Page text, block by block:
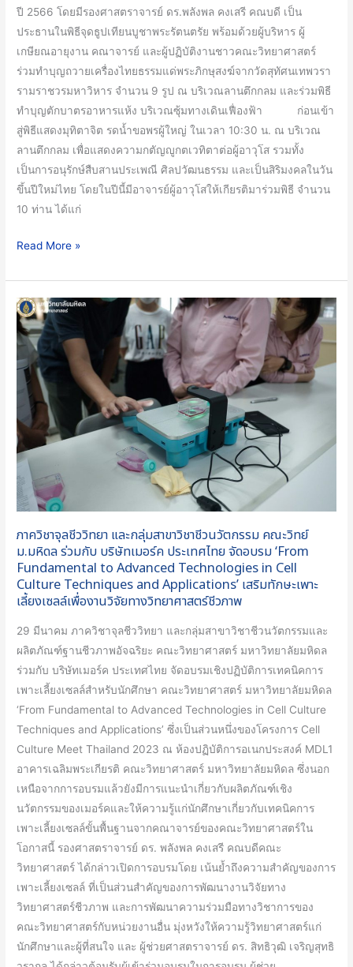
ดาฯ
สยาม
บรม
ราช
กุมารี
ปี 2566 โดยมีรองศาสตราจารย์ ดร.พลังพล คงเสรี คณบดี เป็น
ประธานในพิธีจุดธูปเทียนบูชาพระรัตนตรัย พร้อมด้วยผู้บริหาร ผู้
เกษียณอายุงาน คณาจารย์ และผู้ปฏิบัติงานชาวคณะวิทยาศาสตร์
ร่วมทำบุญถวายเครื่องไทยธรรมแด่พระภิกษุสงฆ์จากวัดสุทัศนเทพวรา
รามราชวรมหาวิหาร จำนวน 9 รูป ณ บริเวณลานตึกกลม และร่วมพิธี
ทำบุญตักบาตรอาหารแห้ง บริเวณซุ้มทางเดินเฟื่องฟ้า ก่อนเข้า
สู่พิธีแสดงมุทิตาจิต รดน้ำขอพรผู้ใหญ่ ในเวลา 10:30 น. ณ บริเวณ
ลานตึกกลม เพื่อแสดงความกตัญญูกตเวทิตาต่อผู้อาวุโส รวมทั้ง
เป็นการอนุรักษ์สืบสานประเพณี ศิลปวัฒนธรรม และเป็นสิริมงคลในวัน
ขึ้นปีใหม่ไทย โดยในปีนี้มีอาจารย์ผู้อาวุโสให้เกียรติมาร่วมพิธี จำนวน
10 ท่าน ได้แก่
Read More »
ภาควิชาจุลชีววิทยา และกลุ่มสาขาวิชาชีวนวัตกรรม คณะวิทย์
ม.มหิดล ร่วมกับ บริษัทเมอร์ค ประเทศไทย จัดอบรม ‘From
Fundamental to Advanced Technologies in Cell
Culture Techniques and Applications’ เสริมทักษะเพาะ
เลี้ยงเซลล์เพื่องานวิจัยทางวิทยาศาสตร์ชีวภาพ
29 มีนาคม ภาควิชาจุลชีววิทยา และกลุ่มสาขาวิชาชีวนวัตกรรมและ
ผลิตภัณฑ์ฐานชีวภาพอัจฉริยะ คณะวิทยาศาสตร์ มหาวิทยาลัยมหิดล
ร่วมกับ บริษัทเมอร์ค ประเทศไทย จัดอบรมเชิงปฏิบัติการเทคนิคการ
เพาะเลี้ยงเซลล์สำหรับนักศึกษา คณะวิทยาศาสตร์ มหาวิทยาลัยมหิดล
‘From Fundamental to Advanced Technologies in Cell Culture
Techniques and Applications’ ซึ่งเป็นส่วนหนึ่งของโครงการ Cell
Culture Meet Thailand 2023 ณ ห้องปฏิบัติการอเนกประสงค์ MDL1
อาคารเฉลิมพระเกียรติ คณะวิทยาศาสตร์ มหาวิทยาลัยมหิดล ซึ่งนอก
เหนือจากการอบรมแล้วยังมีการแนะนำเกี่ยวกับผลิตภัณฑ์เชิง
นวัตกรรมของเมอร์คและให้ความรู้แก่นักศึกษาเกี่ยวกับเทคนิคการ
เพาะเลี้ยงเซลล์ขั้นพื้นฐานจากคณาจารย์ของคณะวิทยาศาสตร์ใน
โอกาสนี้ รองศาสตราจารย์ ดร. พลังพล คงเสรี คณบดีคณะ
วิทยาศาสตร์ ได้กล่าวเปิดการอบรมโดย เน้นย้ำถึงความสำคัญของการ
เพาะเลี้ยงเซลล์ ที่เป็นส่วนสำคัญของการพัฒนางานวิจัยทาง
วิทยาศาสตร์ชีวภาพ และการพัฒนาความร่วมมือทางวิชาการของ
คณะวิทยาศาสตร์กับหน่วยงานอื่น มุ่งหวังให้ความรู้วิทยาศาสตร์แก่
นักศึกษาและผู้ที่สนใจ และ ผู้ช่วยศาสตราจารย์ ดร. สิทธิวุฒิ เจริญสุทธิ
ภาค
วิชา
จุล
ชีววิทยา
และ
กลุ่ม
สาขา
วิชา
ชีว
นวัตกรรม
คณะ
ม.มหิดล
ร่วม
กับ
บริษัท
ประเทศไทย
Fundamental
Cell
Techniques